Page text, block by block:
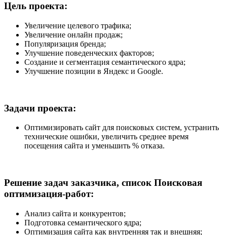
Цель проекта:
Увеличение целевого трафика;
Увеличение онлайн продаж;
Популяризация бренда;
Улучшение поведенческих факторов;
Создание и сегментация семантического ядра;
Улучшение позиции в Яндекс и Google.
Задачи проекта:
Оптимизировать сайт для поисковых систем, устранить
технические ошибки, увеличить среднее время
посещения сайта и уменьшить % отказа.
Решение задач заказчика, список Поисковая
оптимизация-работ:
Анализ сайта и конкурентов;
Подготовка семантического ядра;
Оптимизация сайта как внутренняя так и внешняя;